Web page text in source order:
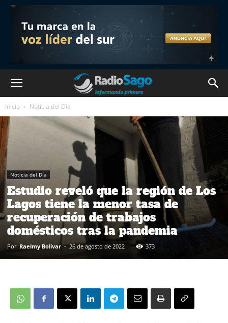
Inicio Noticia del Día
Noticia del Día
Estudio reveló que la región de Los
Lagos tiene la menor tasa de
recuperación de trabajos
domésticos tras la pandemia
Por Raelmy Bolivar - 26 de agosto de 2022 373